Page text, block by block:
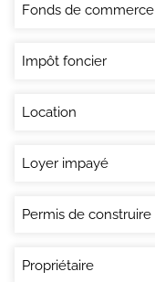
Fonds de commerce
Impôt foncier
Location
Loyer impayé
Permis de construire
Propriétaire